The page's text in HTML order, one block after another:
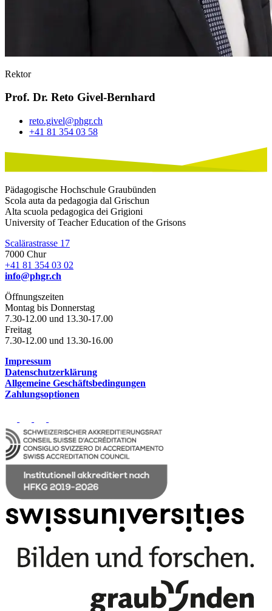
Rektor
Prof. Dr. Reto Givel-Bernhard
reto.givel@phgr.ch
+41 81 354 03 58
Pädagogische Hochschule Graubünden
Scola auta da pedagogia dal Grischun
Alta scuola pedagogica dei Grigioni
University of Teacher Education of the Grisons
Scalärastrasse 17
7000 Chur
+41 81 354 03 02
info@phgr.ch
Öffnungszeiten
Montag bis Donnerstag
7.30-12.00 und 13.30-17.00
Freitag
7.30-12.00 und 13.30-16.00
Impressum
Datenschutzerklärung
Allgemeine Geschäftsbedingungen
Zahlungsoptionen